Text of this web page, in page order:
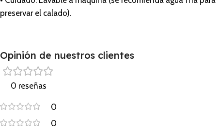
preservar el calado).
Opinión de nuestros clientes
0 reseñas
0
0